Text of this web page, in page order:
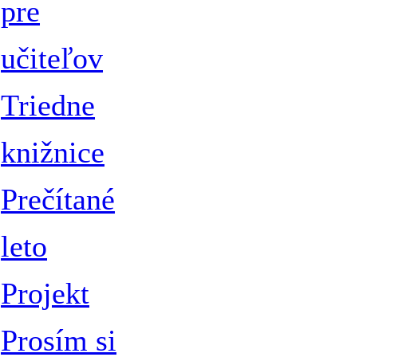
pre
učiteľov
Triedne
knižnice
Prečítané
leto
Projekt
Prosím si